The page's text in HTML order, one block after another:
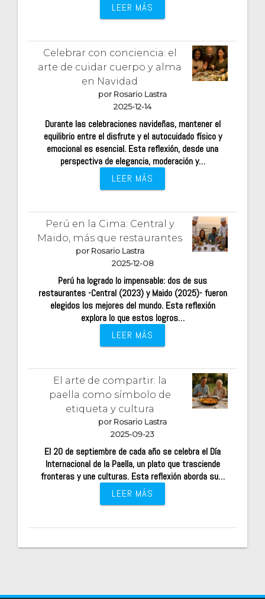
LEER MÁS
Celebrar con conciencia: el
arte de cuidar cuerpo y alma
en Navidad
por Rosario Lastra
2025-12-14
Durante las celebraciones navideñas, mantener el
equilibrio entre el disfrute y el autocuidado físico y
emocional es esencial. Esta reflexión, desde una
perspectiva de elegancia, moderación y…
LEER MÁS
Perú en la Cima: Central y
Maido, más que restaurantes
por Rosario Lastra
2025-12-08
Perú ha logrado lo impensable: dos de sus
restaurantes -Central (2023) y Maido (2025)- fueron
elegidos los mejores del mundo. Esta reflexión
explora lo que estos logros…
LEER MÁS
El arte de compartir: la
paella como símbolo de
etiqueta y cultura
por Rosario Lastra
2025-09-23
El 20 de septiembre de cada año se celebra el Día
Internacional de la Paella, un plato que trasciende
fronteras y une culturas. Esta reflexión aborda su…
LEER MÁS